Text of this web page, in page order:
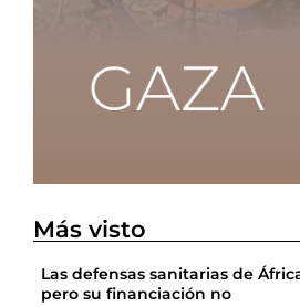
Más visto
Las defensas sanitarias de
pero su financiación no